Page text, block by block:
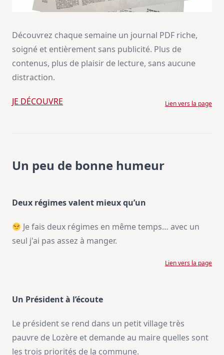
Découvrez chaque semaine un journal PDF riche,
soigné et entièrement sans publicité. Plus de
contenus, plus de plaisir de lecture, sans aucune
distraction.
JE DÉCOUVRE Lien vers la page
Un peu de bonne humeur
Deux régimes valent mieux qu’un
Je fais deux régimes en même temps… avec un
seul j'ai pas assez à manger.
Lien vers la page
Un Président à l’écoute
Le président se rend dans un petit village très
pauvre de Lozère et demande au maire quelles sont
les trois priorités de la commune.